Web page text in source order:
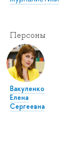
Персоны
Вакуленко
Елена
Сергеевна